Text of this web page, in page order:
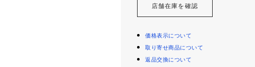
店舗在庫を確認
価格表示について
取り寄せ商品について
返品交換について